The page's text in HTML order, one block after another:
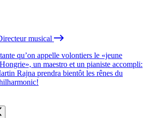
musical
qu’on appelle volontiers le «jeune
un maestro et un pianiste accompli:
Rajna prendra bientôt les rênes du